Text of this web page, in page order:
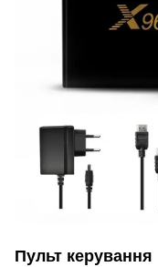
Пульт керування